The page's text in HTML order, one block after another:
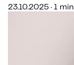
23.10.2025 · 1